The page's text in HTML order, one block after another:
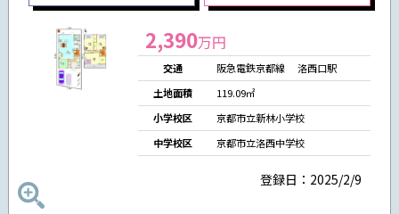
2,390万円
交通
阪急電鉄京都線 洛西口駅
土地面積
119.09㎡
小学校区
京都市立新林小学校
中学校区
京都市立洛西中学校
登録日：2025/2/9